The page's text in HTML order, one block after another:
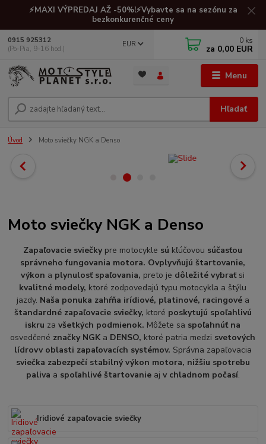
⚡MAXI VÝPREDAJ AŽ -50%!⚡Vybavte sa na sezónu za
bezkonkurenčné ceny
Menu
EUR
Hľadať
0915 925312
(Po-Pia, 9-16 hod.)
0 ks
za 0,00 EUR
Úvod Moto sviečky NGK a Denso
Moto sviečky NGK a Denso
Zapaľovacie sviečkypre motocykle sú kľúčovou súčasťou
správneho fungovania motora. Ovplyvňujú štartovanie,
výkon a plynulosť spaľovania, preto je dôležité vybraťsi
kvalitné modely, ktoré zodpovedajú typu motocykla a štýlu
jazdy. Naša ponuka zahŕňa irídiové, platinové, racingové a
štandardné zapaľovacie sviečky, ktoré poskytujú spoľahlivú
iskru zavšetkých podmienok. Môžete sa spoľahnúť na
osvedčené značky NGK a DENSO, ktoré patria medzi svetových
lídrovv oblasti zapaľovacích systémov. Správna zapaľovacia
sviečka zabezpečí stabilný výkon motora, nižšiu spotrebu
paliva a spoľahlivé štartovanieaj v chladnom počasí.
Iridiové zapaľovacie sviečky